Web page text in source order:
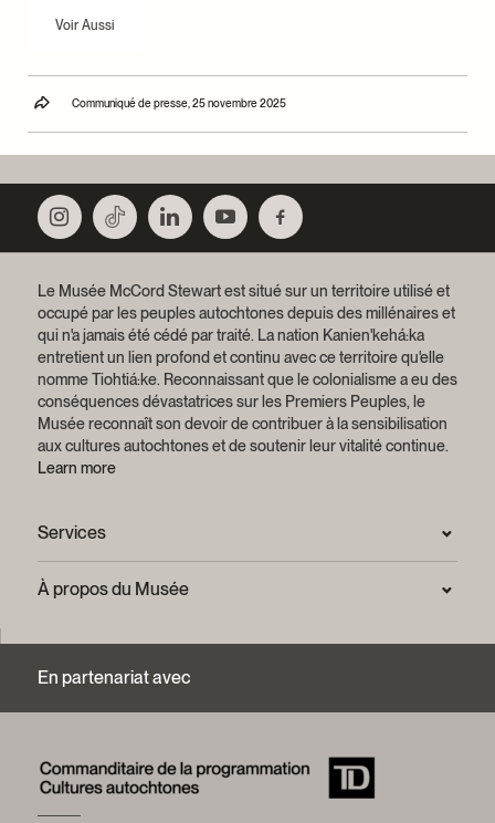
Voir Aussi
Communiqué de presse, 25 novembre 2025
Le Musée McCord Stewart est situé sur un territoire utilisé et
occupé par les peuples autochtones depuis des millénaires et
qui n'a jamais été cédé par traité. La nation Kanien'kehá:ka
entretient un lien profond et continu avec ce territoire qu'elle
nomme Tiohtiá:ke. Reconnaissant que le colonialisme a eu des
conséquences dévastatrices sur les Premiers Peuples, le
Musée reconnaît son devoir de contribuer à la sensibilisation
aux cultures autochtones et de soutenir leur vitalité continue.
Learn more
Services
Salle de presse
Nous joindre
Centre d’archives et de documentation
Services photographiques et droits d’auteur (FAQ)
À propos du Musée
Mot de la présidente
En partenariat avec